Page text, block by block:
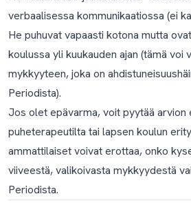
verbaalisessa kommunikaatiossa (ei
He puhuvat vapaasti kotona mutta
koulussa yli kuukauden ajan (tämä voi
mykkyyteen, joka on
Periodista).
Jos olet epävarma, voit pyytää arvion
puheterapeutilta tai lapsen koulun
ammattilaiset voivat erottaa, onko
viiveestä, valikoivasta mykkyydestä
Periodista.